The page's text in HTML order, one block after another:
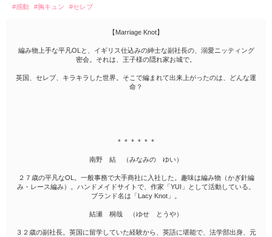
#感動
#胸キュン #セレブ
【Marriage Knot】
編み物上手な平凡OLと、イギリス仕込みの紳士な副社長の、溺愛ニッティング
密会。それは、王子様の隠れ家お城で。
英国、セレブ、キラキラした世界。そこで編まれて出来上がったのは、どんな運
命？
＊＊＊＊＊＊
南野 結 （みなみの ゆい）
２７歳の平凡なOL。一般事務で大手商社に入社した。趣味は編み物（かぎ針編
み・レース編み）。ハンドメイドサイトで、作家「YUI」として活動している。
ブランド名は「Lacy Knot」。
結瀬 桐哉 （ゆせ とうや）
３２歳の副社長。英国に留学していた経験から、英語に堪能で、法学部出身、元